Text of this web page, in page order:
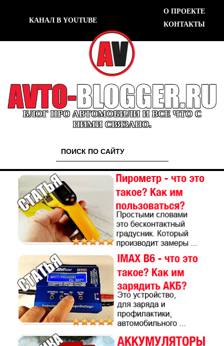
КАНАЛ В YOUTUBE
О ПРОЕКТЕ
КОНТАКТЫ
БЛОГ ПРО АВТОМОБИЛИ И ВСЕ ЧТО С
НИМИ СВЯЗАНО.